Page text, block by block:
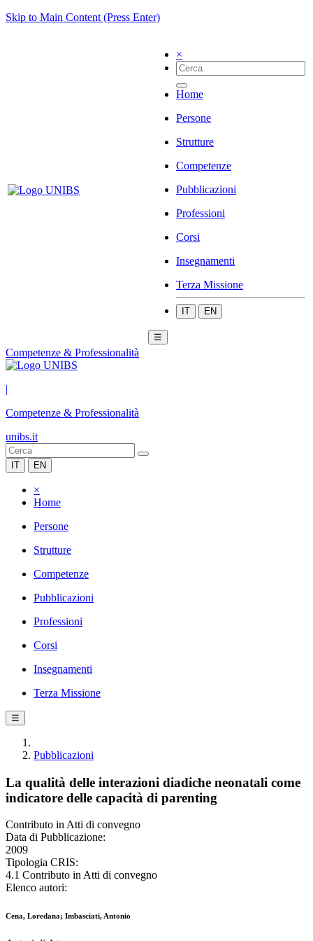
Skip to Main Content (Press Enter)
×
Home
Persone
Strutture
Competenze
Pubblicazioni
Professioni
Corsi
Insegnamenti
Terza Missione
IT EN
☰
Competenze & Professionalità
|
Competenze & Professionalità
unibs.it
IT EN
×
Home
Persone
Strutture
Competenze
Pubblicazioni
Professioni
Corsi
Insegnamenti
Terza Missione
☰
Pubblicazioni
La qualità delle interazioni diadiche neonatali come
indicatore delle capacità di parenting
Contributo in Atti di convegno
Data di Pubblicazione:
2009
Tipologia CRIS:
4.1 Contributo in Atti di convegno
Elenco autori:
Cena, Loredana; Imbasciati, Antonio